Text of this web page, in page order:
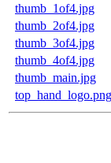
thumb_1of4.jpg
thumb_2of4.jpg
thumb_3of4.jpg
thumb_4of4.jpg
thumb_main.jpg
top_hand_logo.png